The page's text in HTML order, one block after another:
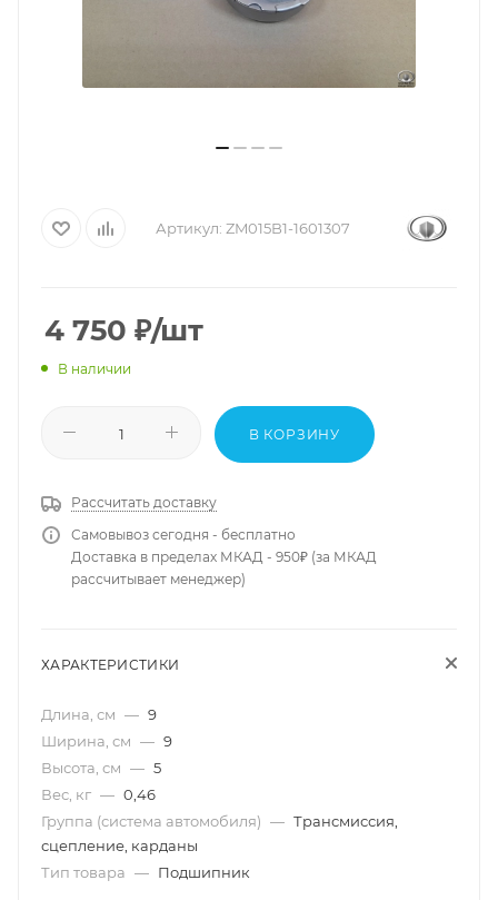
Артикул: ZM015B1-1601307
4 750 ₽/шт
В наличии
В КОРЗИНУ
Рассчитать доставку
Самовывоз сегодня - бесплатно
Доставка в пределах МКАД - 950₽ (за МКАД
рассчитывает менеджер)
ХАРАКТЕРИСТИКИ
Длина, см — 9
Ширина, см — 9
Высота, см — 5
Вес, кг — 0,46
Группа (система автомобиля) — Трансмиссия,
сцепление, карданы
Тип товара — Подшипник